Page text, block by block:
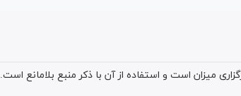
میزان است و استفاده از آن با ذکر منبع بلامانع است.